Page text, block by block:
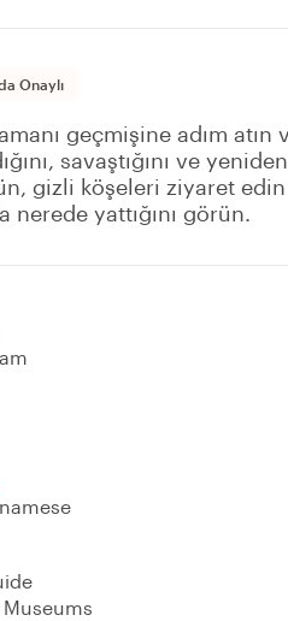
Onaylı
geçmişine adım atın
savaştığını ve
gizli köşeleri ziyaret
nerede yattığını görün.